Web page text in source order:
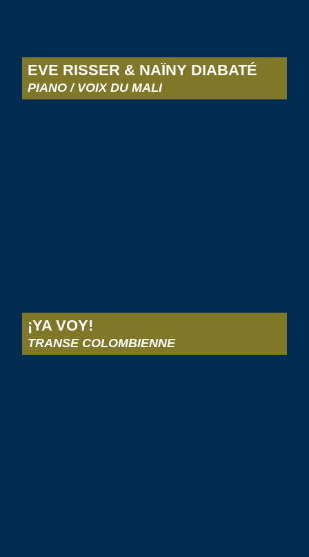
EVE RISSER & NAÏNY DIABATÉ
PIANO / VOIX DU MALI
¡YA VOY!
TRANSE COLOMBIENNE